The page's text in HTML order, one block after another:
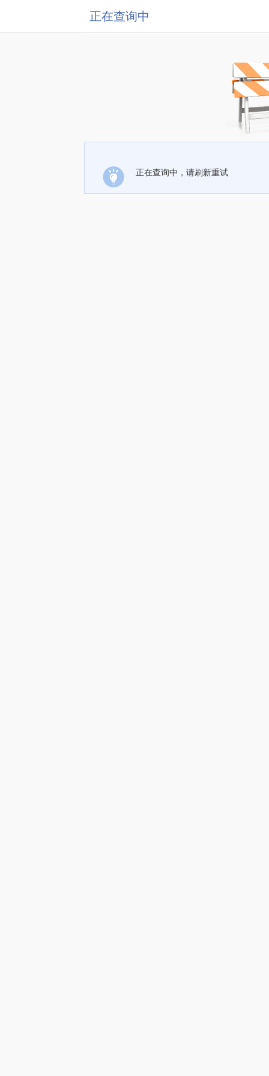
正在查询中
正在查询中，请刷新重试